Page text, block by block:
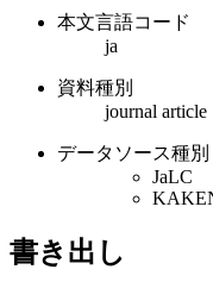
本文言語コード
ja
資料種別
journal article
データソース種別
JaLC
書き出し